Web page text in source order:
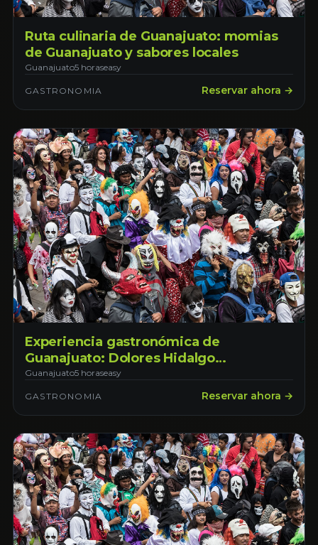
Ruta culinaria de Guanajuato: momias
de Guanajuato y sabores locales
Guanajuato5 horaseasy
GASTRONOMIA Reservar ahora →
Experiencia gastronómica de
Guanajuato: Dolores Hidalgo
independencia y sabores locales
Guanajuato5 horaseasy
GASTRONOMIA Reservar ahora →